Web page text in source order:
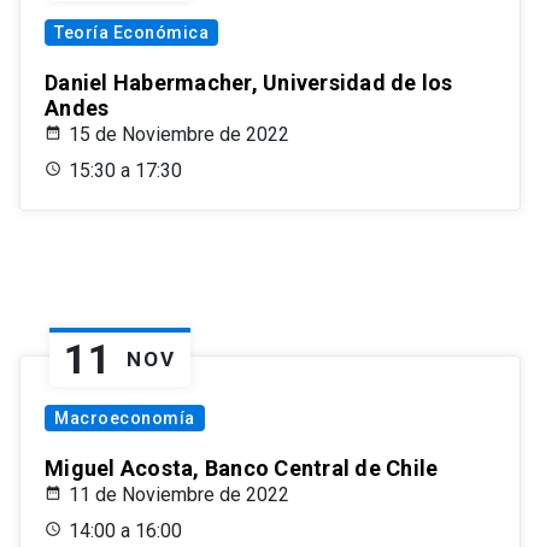
Teoría Económica
Daniel Habermacher, Universidad de los
Andes
15 de Noviembre de 2022
15:30 a 17:30
11 NOV
Macroeconomía
Miguel Acosta, Banco Central de Chile
11 de Noviembre de 2022
14:00 a 16:00